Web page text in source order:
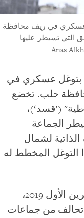
عسكري في ريف محافظة
التي تسيطر عليها
بتوغل عسكري في
حلب. تخضع
(’قسد‘)،
الجماعة
لشمال
التوغل المخطط له
وقعت آخر عملية تركية عسكرية في المنطقة في أكتوبر/تشرين الأول 2019،
تحالف من جماعات